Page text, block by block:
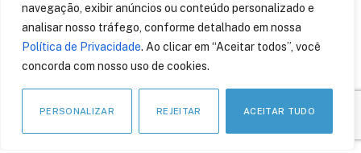
navegação, exibir anúncios ou conteúdo personalizado e
analisar nosso tráfego, conforme detalhado em nossa
Política de Privacidade. Ao clicar em “Aceitar todos”, você
concorda com nosso uso de cookies.
PERSONALIZAR REJEITAR ACEITAR TUDO
unicórnio do Brasil
3 de agosto de 2021